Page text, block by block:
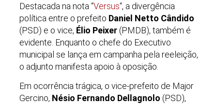
Destacada na nota “Versus“, a divergência
política entre o prefeito Daniel Netto Cândido
(PSD) e o vice, Élio Peixer (PMDB), também é
evidente. Enquanto o chefe do Executivo
municipal se lança em campanha pela reeleição,
o adjunto manifesta apoio à oposição.
Em ocorrência trágica, o vice-prefeito de Major
Gercino, Nésio Fernando Dellagnolo (PSD),